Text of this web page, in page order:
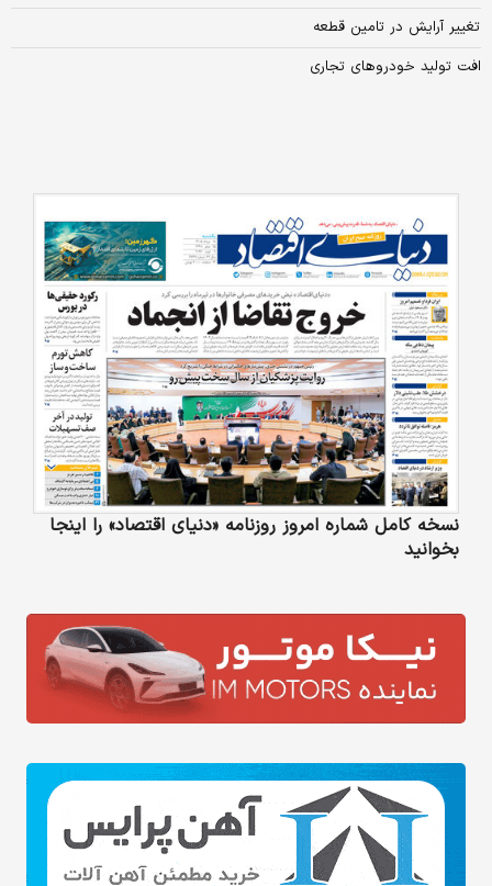
تغییر آرایش در تامین قطعه
افت تولید خودروهای تجاری
نسخه کامل شماره امروز روزنامه «دنیای‌ اقتصاد» را اینجا
بخوانید